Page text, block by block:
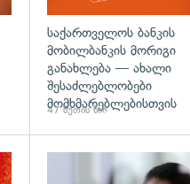
საქართველოს ბანკის
მობილბანკის მორიგი
განახლება — ახალი
შესაძლებლობები
მომხმარებლებისთვის
47 წუთის წინ